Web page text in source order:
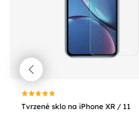
Tvrzené sklo na iPhone XR / 11